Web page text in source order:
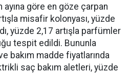
ayına göre en göze çarpan
misafir kolonyası, yüzde
yüzde 2,17 artışla parfümler
tespit edildi. Bununla
bakım madde fiyatlarında
saç bakım aletleri, yüzde